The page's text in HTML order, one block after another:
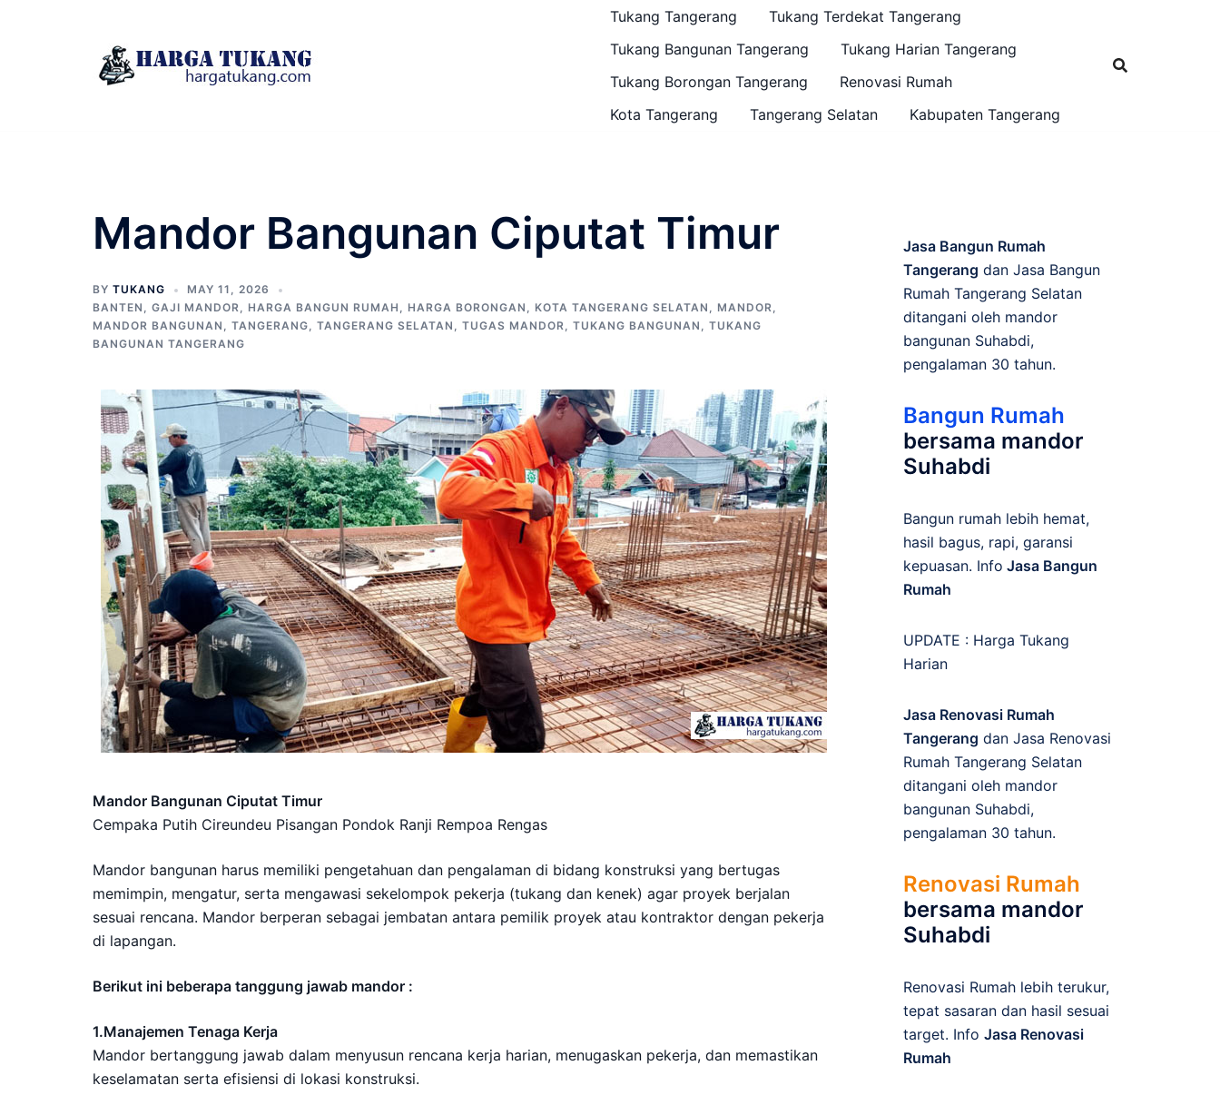
Tukang Tangerang
Tukang Terdekat Tangerang
Tukang Bangunan Tangerang
Tukang Harian Tangerang
Tukang Borongan Tangerang
Renovasi Rumah
Kota Tangerang
Tangerang Selatan Kabupaten Tangerang
Mandor Bangunan Ciputat Timur
BY TUKANG
MAY 11, 2026
BANTEN , GAJI MANDOR, HARGA BANGUN RUMAH , HARGA BORONGAN , KOTA TANGERANG SELATAN , MANDOR,
MANDOR BANGUNAN , TANGERANG, TANGERANG SELATAN , TUGAS MANDOR, TUKANG BANGUNAN , TUKANG
BANGUNAN TANGERANG
Mandor Bangunan Ciputat Timur
Cempaka Putih Cireundeu Pisangan Pondok Ranji Rempoa Rengas
Mandor bangunan harus memiliki pengetahuan dan pengalaman di bidang konstruksi yang bertugas
memimpin, mengatur, serta mengawasi sekelompok pekerja (tukang dan kenek) agar proyek berjalan
sesuai rencana. Mandor berperan sebagai jembatan antara pemilik proyek atau kontraktor dengan pekerja
di lapangan.
Berikut ini beberapa tanggung jawab mandor :
1.Manajemen Tenaga Kerja
Mandor bertanggung jawab dalam menyusun rencana kerja harian, menugaskan pekerja, dan memastikan
keselamatan serta efisiensi di lokasi konstruksi.
Jasa Bangun Rumah
Tangerang dan Jasa Bangun
Rumah Tangerang Selatan
ditangani oleh mandor
bangunan Suhabdi,
pengalaman 30 tahun.
Bangun Rumah
bersama mandor
Suhabdi
Bangun rumah lebih hemat,
hasil bagus, rapi, garansi
kepuasan. Info Jasa Bangun
Rumah
UPDATE : Harga Tukang
Harian
Jasa Renovasi Rumah
Tangerang dan Jasa Renovasi
Rumah Tangerang Selatan
ditangani oleh mandor
bangunan Suhabdi,
pengalaman 30 tahun.
Renovasi Rumah
bersama mandor
Suhabdi
Renovasi Rumah lebih terukur,
tepat sasaran dan hasil sesuai
target. Info Jasa Renovasi
Rumah